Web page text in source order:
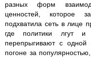
разных форм
ценностей, которое
подхватила сеть в лице
где политики лгут и
перепрыгивают с
погоне за